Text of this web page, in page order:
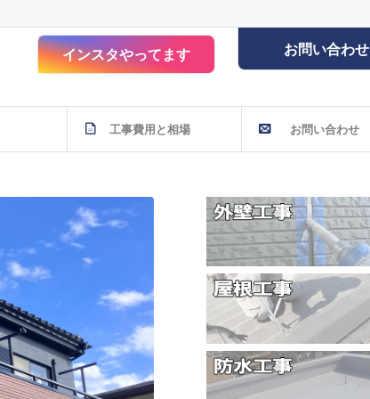
お問い合わせ
インスタやってます
工事費用と相場 お問い合わせ